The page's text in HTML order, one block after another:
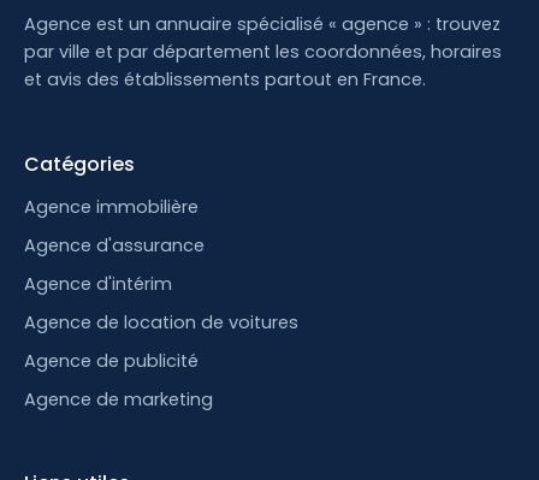
Agence est un annuaire spécialisé « agence » : trouvez
par ville et par département les coordonnées, horaires
et avis des établissements partout en France.
Catégories
Agence immobilière
Agence d'assurance
Agence d'intérim
Agence de location de voitures
Agence de publicité
Agence de marketing